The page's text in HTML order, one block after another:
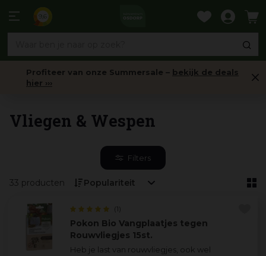
naar
Profiteer van onze Summersale – bekijk de deals
hier ›››
Vliegen & Wespen
Filters
33 producten
Pokon Bio Vangplaatjes tegen
Rouwvliegjes 15st.
(1)
Heb je last van rouwvliegjes, ook wel